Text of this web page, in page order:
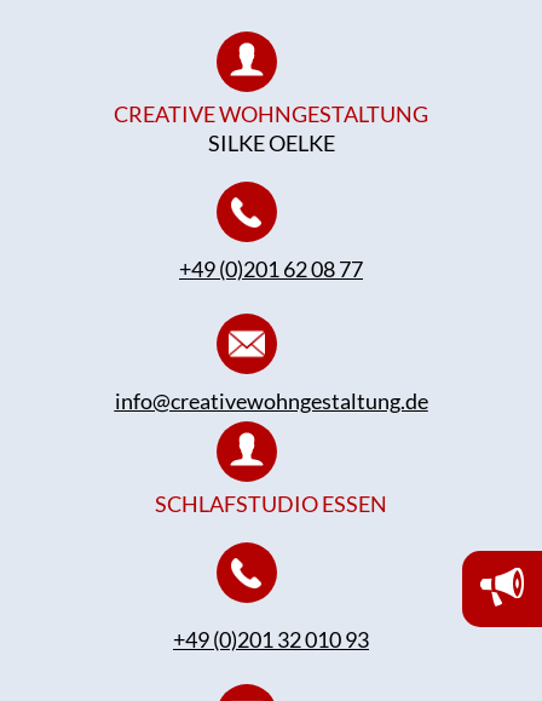
CREATIVE WOHNGESTALTUNG
SILKE OELKE
+49 (0)201 62 08 77
info@creativewohngestaltung.de
SCHLAFSTUDIO ESSEN
+49 (0)201 32 010 93